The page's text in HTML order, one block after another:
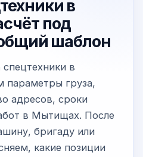
в
под
шаблон
в
груза,
адресов, сроки
в Мытищах. После
бригаду или
какие позиции